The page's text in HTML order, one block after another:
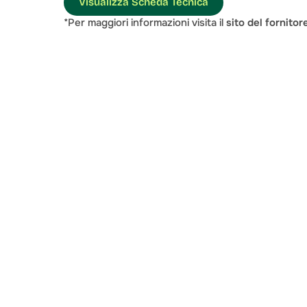
*Per maggiori informazioni visita il sito del